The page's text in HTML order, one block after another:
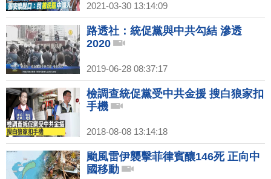
2021-03-30 13:14:09
路透社：統促黨與中共勾結 滲透
2020
2019-06-28 08:37:17
檢調查統促黨受中共金援 搜白狼家扣
手機
2018-08-08 13:14:18
颱風雷伊襲擊菲律賓釀146死 正向中
國移動